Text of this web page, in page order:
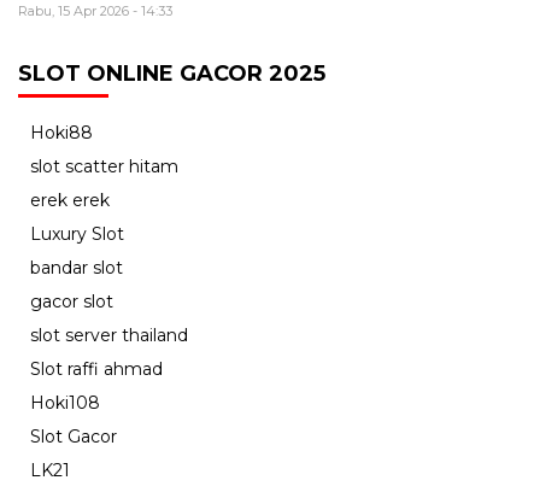
Rabu, 15 Apr 2026 - 14:33
SLOT ONLINE GACOR 2025
Hoki88
slot scatter hitam
erek erek
Luxury Slot
bandar slot
gacor slot
slot server thailand
Slot raffi ahmad
Hoki108
Slot Gacor
LK21